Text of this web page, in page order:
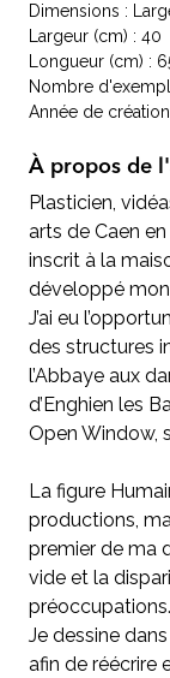
Dimensions :
Largeur (cm) : 40
Longueur (cm) :
Nombre
Année de
À propos de
Plasticien,
arts de Caen
inscrit à la
développé mon
J’ai eu
des structures
l’Abbaye aux
d’Enghien les
Open Window,
La figure
productions,
premier de ma
vide et la
préoccupations.
Je dessine
afin de réécrire